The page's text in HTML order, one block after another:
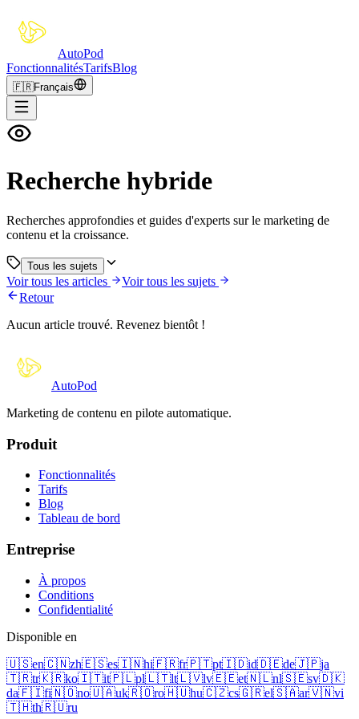
AutoPod
FonctionnalitésTarifsBlog
🇫🇷Français
Recherche hybride
Recherches approfondies et guides d'experts sur le marketing de
contenu et la croissance.
Tous les sujets
Voir tous les articles
Voir tous les sujets
Retour
Aucun article trouvé. Revenez bientôt !
AutoPod
Marketing de contenu en pilote automatique.
Produit
Fonctionnalités
Tarifs
Blog
Tableau de bord
Entreprise
À propos
Conditions
Confidentialité
Disponible en
🇺🇸en🇨🇳zh🇪🇸es🇮🇳hi🇫🇷fr🇵🇹pt🇮🇩id🇩🇪de🇯🇵ja
🇹🇷tr🇰🇷ko🇮🇹it🇵🇱pl🇱🇹lt🇱🇻lv🇪🇪et🇳🇱nl🇸🇪sv🇩🇰
da🇫🇮fi🇳🇴no🇺🇦uk🇷🇴ro🇭🇺hu🇨🇿cs🇬🇷el🇸🇦ar🇻🇳vi
🇹🇭th🇷🇺ru